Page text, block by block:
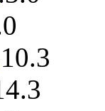
0
10.3
.3